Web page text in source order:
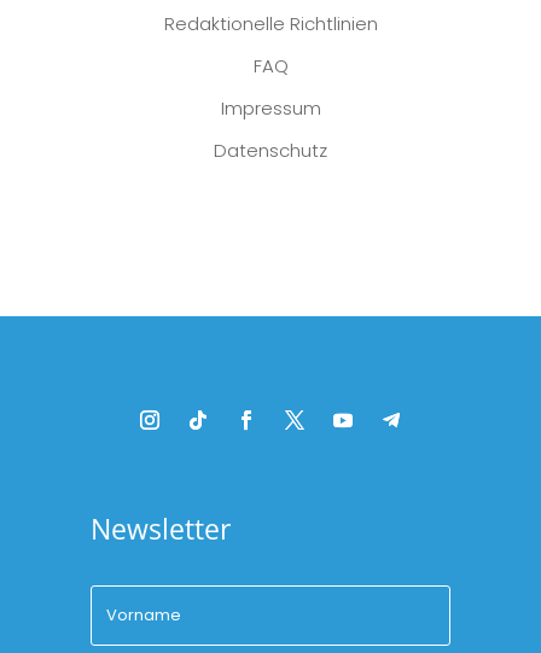
Redaktionelle Richtlinien
FAQ
Impressum
Datenschutz
Newsletter